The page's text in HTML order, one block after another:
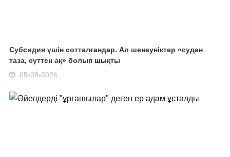
Субсидия үшін сотталғандар. Ал шенеуніктер «судан
таза, сүттен ақ» болып шықты
05-08-2026